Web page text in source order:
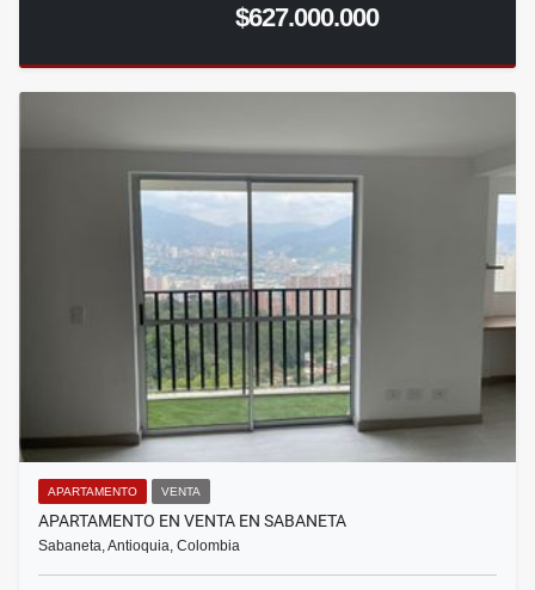
$627.000.000
APARTAMENTO VENTA
APARTAMENTO EN VENTA EN SABANETA
Sabaneta, Antioquia, Colombia